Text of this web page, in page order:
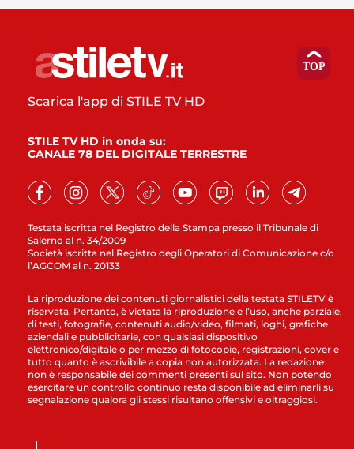
Testata iscritta nel Registro della Stampa presso il Tribunale di
Salerno al n. 34/2009
Società iscritta nel Registro degli Operatori di Comunicazione c/o
l’AGCOM al n. 20133
Scarica l'app di STILE TV HD
STILE TV HD in onda su:
CANALE 78 DEL DIGITALE TERRESTRE
La riproduzione dei contenuti giornalistici della testata STILETV è
riservata. Pertanto, è vietata la riproduzione e l’uso, anche parziale,
di testi, fotografie, contenuti audio/video, filmati, loghi, grafiche
aziendali e pubblicitarie, con qualsiasi dispositivo
elettronico/digitale o per mezzo di fotocopie, registrazioni, cover e
tutto quanto è ascrivibile a copia non autorizzata. La redazione
non è responsabile dei commenti presenti sul sito. Non potendo
esercitare un controllo continuo resta disponibile ad eliminarli su
segnalazione qualora gli stessi risultano offensivi e oltraggiosi.